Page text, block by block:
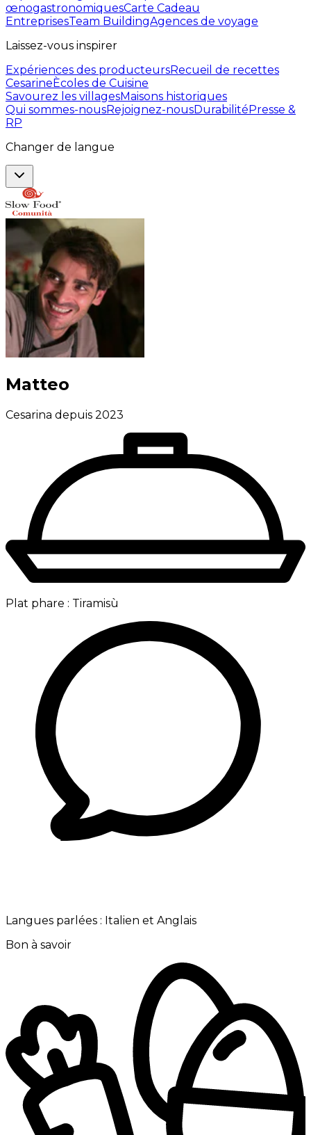
œnogastronomiquesCarte Cadeau
EntreprisesTeam BuildingAgences de voyage
Laissez-vous inspirer
Expériences des producteursRecueil de recettes
CesarineÈcoles de Cuisine
Savourez les villagesMaisons historiques
Qui sommes-nousRejoignez-nousDurabilitéPresse &
RP
Changer de langue
Matteo
Cesarina depuis 2023
Plat phare : Tiramisù
Langues parlées : Italien et Anglais
Bon à savoir